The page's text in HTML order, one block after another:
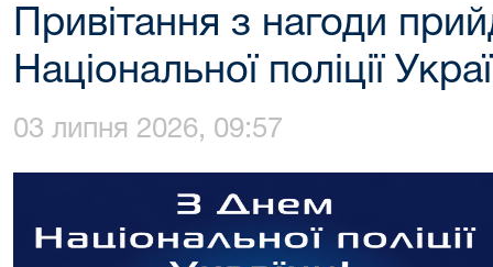
Привітання з нагоди
Національної поліції
03 липня 2026, 09:57